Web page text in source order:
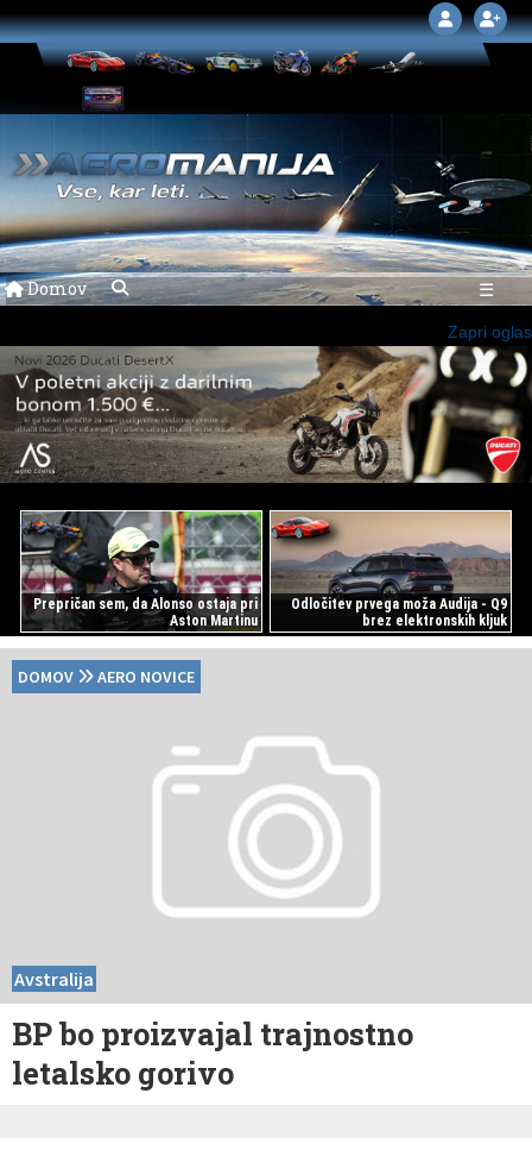
Domov ☰
Zapri oglas
Prepričan sem, da Alonso ostaja pri
Aston Martinu
Odločitev prvega moža Audija - Q9
brez elektronskih kljuk
DOMOV AERO NOVICE
Avstralija
BP bo proizvajal trajnostno
letalsko gorivo